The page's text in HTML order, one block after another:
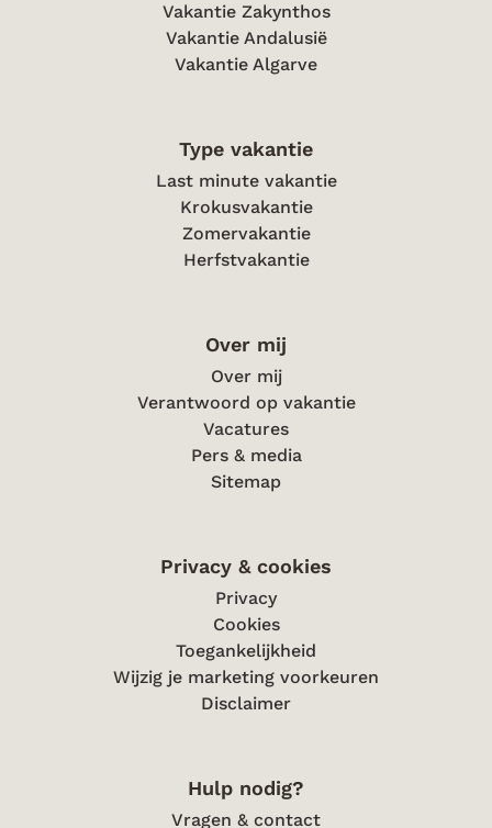
Vakantie Zakynthos
Vakantie Andalusië
Vakantie Algarve
Type vakantie
Last minute vakantie
Krokusvakantie
Zomervakantie
Herfstvakantie
Over mij
Over mij
Verantwoord op vakantie
Vacatures
Pers & media
Sitemap
Privacy & cookies
Privacy
Cookies
Toegankelijkheid
Wijzig je marketing voorkeuren
Disclaimer
Hulp nodig?
Vragen & contact